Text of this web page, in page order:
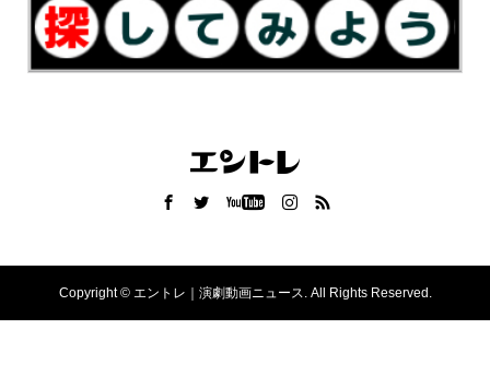
Copyright ©エントレ｜演劇動画ニュース. All Rights Reserved.